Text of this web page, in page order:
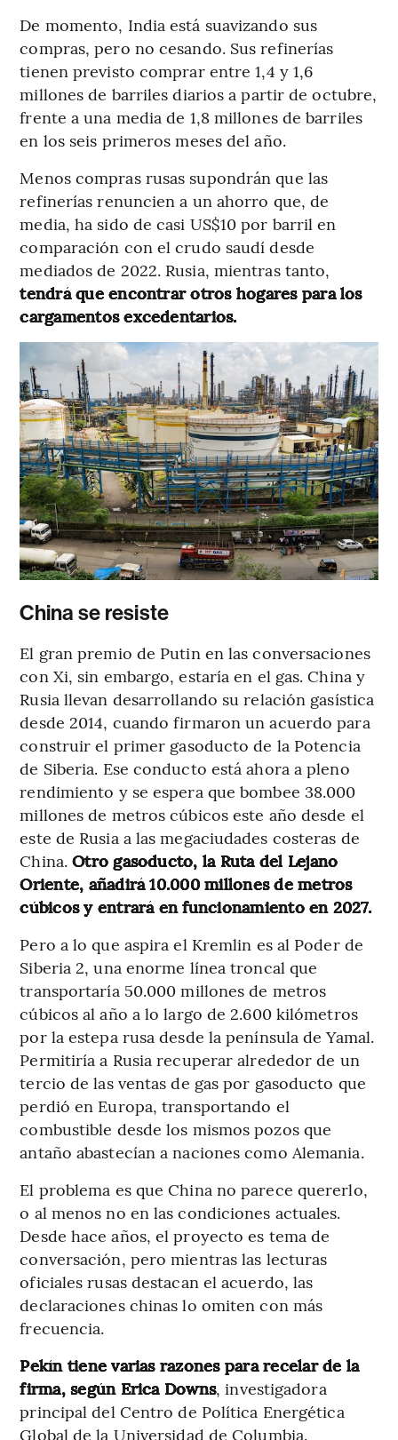
De momento, India está suavizando sus
compras, pero no cesando. Sus refinerías
tienen previsto comprar entre 1,4 y 1,6
millones de barriles diarios a partir de octubre,
frente a una media de 1,8 millones de barriles
en los seis primeros meses del año.
Menos compras rusas supondrán que las
refinerías renuncien a un ahorro que, de
media, ha sido de casi US$10 por barril en
comparación con el crudo saudí desde
mediados de 2022. Rusia, mientras tanto,
tendrá que encontrar otros hogares para los
cargamentos excedentarios.
China se resiste
El gran premio de Putin en las conversaciones
con Xi, sin embargo, estaría en el gas. China y
Rusia llevan desarrollando su relación gasística
desde 2014, cuando firmaron un acuerdo para
construir el primer gasoducto de la Potencia
de Siberia. Ese conducto está ahora a pleno
rendimiento y se espera que bombee 38.000
millones de metros cúbicos este año desde el
este de Rusia a las megaciudades costeras de
China.Otro gasoducto, la Ruta del Lejano
Oriente, añadirá 10.000 millones de metros
cúbicos y entrará en funcionamiento en 2027.
Pero a lo que aspira el Kremlin es al Poder de
Siberia 2, una enorme línea troncal que
transportaría 50.000 millones de metros
cúbicos al año a lo largo de 2.600 kilómetros
por la estepa rusa desde la península de Yamal.
Permitiría a Rusia recuperar alrededor de un
tercio de las ventas de gas por gasoducto que
perdió en Europa, transportando el
combustible desde los mismos pozos que
antaño abastecían a naciones como Alemania.
El problema es que China no parece quererlo,
o al menos no en las condiciones actuales.
Desde hace años, el proyecto es tema de
conversación, pero mientras las lecturas
oficiales rusas destacan el acuerdo, las
declaraciones chinas lo omiten con más
frecuencia.
Pekín tiene varias razones para recelar de la
firma, según Erica Downs, investigadora
principal del Centro de Política Energética
Global de la Universidad de Columbia.